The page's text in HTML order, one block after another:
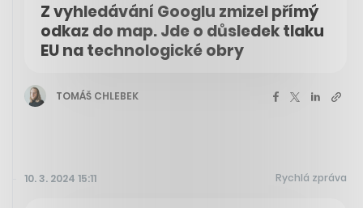
Z vyhledávání Googlu zmizel přímý
odkaz do map. Jde o důsledek tlaku
EU na technologické obry
TOMÁŠ CHLEBEK
10. 3. 2024 15:11 Rychlá zpráva